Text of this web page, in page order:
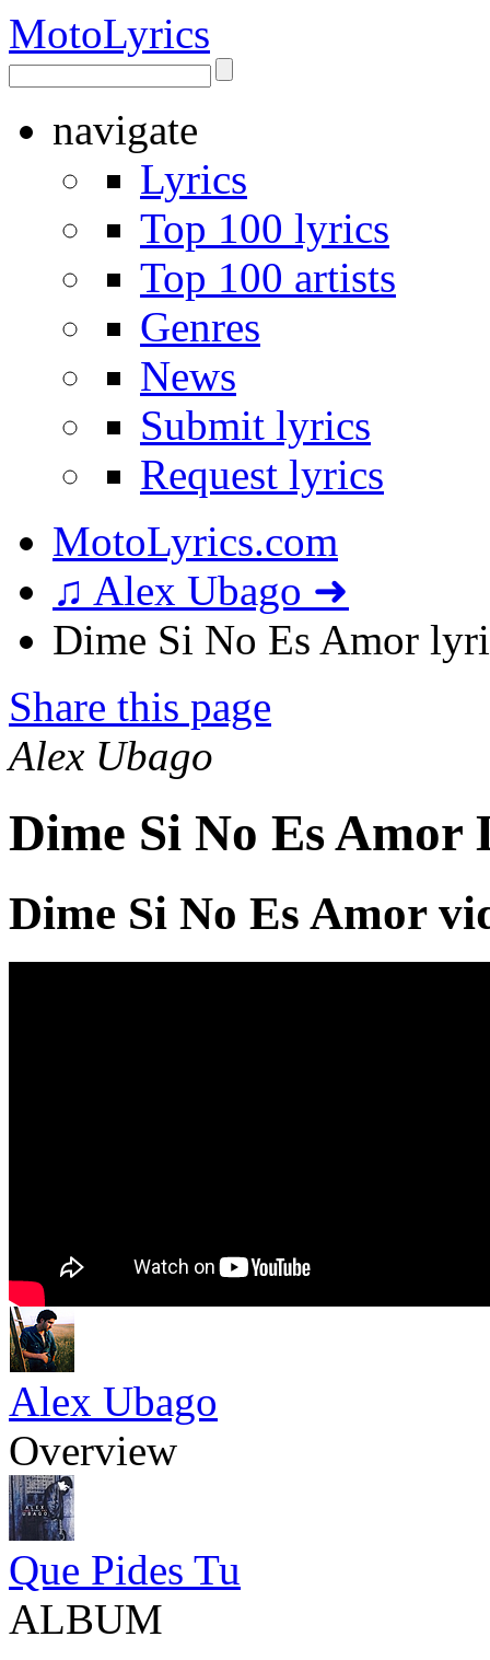
MotoLyrics
navigate
Lyrics
Top 100 lyrics
Top 100 artists
Genres
News
Submit lyrics
Request lyrics
MotoLyrics.com
♫ Alex Ubago ➜
Dime Si No Es Amor
Share this page
Alex Ubago
Dime Si No Es Amor
Dime Si No Es Amor
Alex Ubago
Overview
Que Pides Tu
ALBUM